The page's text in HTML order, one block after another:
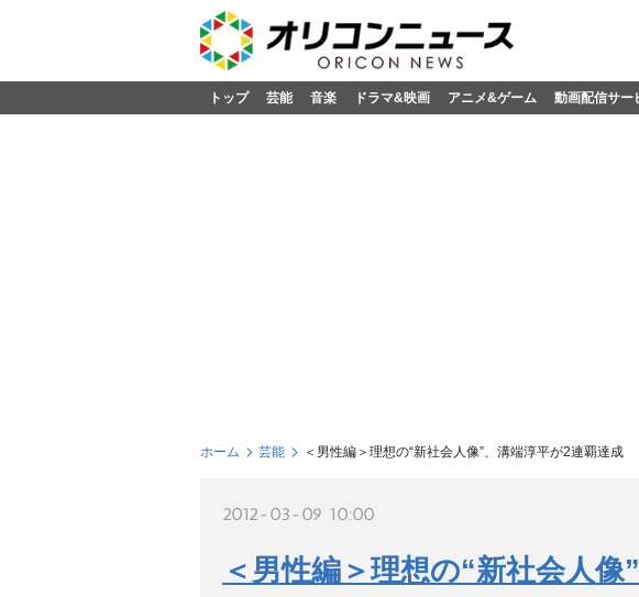
トップ 芸能 音楽 ドラマ&映画 アニメ&ゲーム 動画配信サー
ホーム 芸能 ＜男性編＞理想の“新社会人像”、溝端淳平が2連覇達成
2012-03-09 10:00
＜男性編＞理想の“新社会人